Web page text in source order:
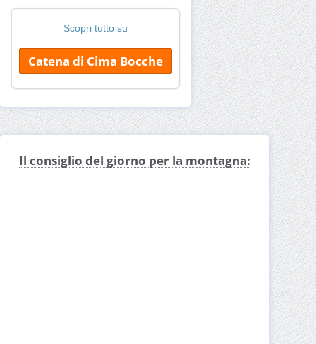
Scopri tutto su
Catena di Cima Bocche
Il consiglio del giorno per la montagna: